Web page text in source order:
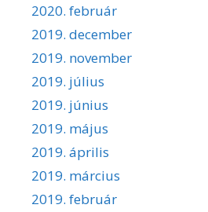
2020. február
2019. december
2019. november
2019. július
2019. június
2019. május
2019. április
2019. március
2019. február